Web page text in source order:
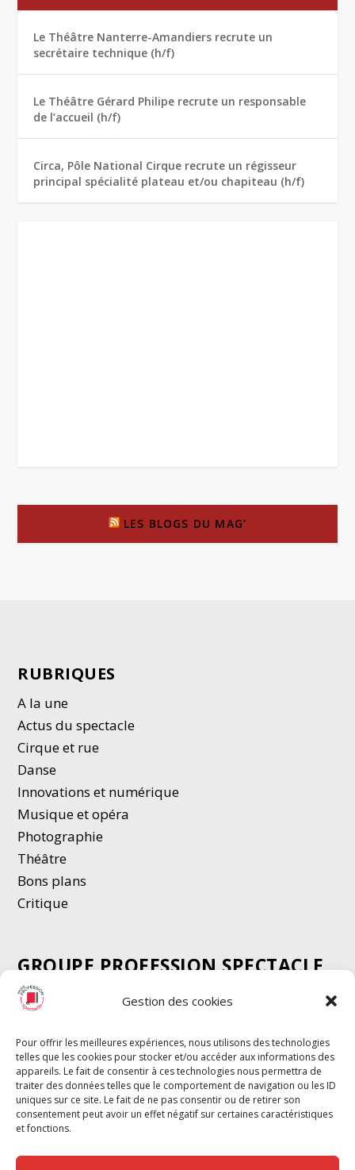
Gestion des cookies
Pour offrir les meilleures expériences, nous utilisons des technologies
telles que les cookies pour stocker et/ou accéder aux informations des
appareils. Le fait de consentir à ces technologies nous permettra de
traiter des données telles que le comportement de navigation ou les ID
uniques sur ce site. Le fait de ne pas consentir ou de retirer son
consentement peut avoir un effet négatif sur certaines caractéristiques
et fonctions.
Le Théâtre Nanterre-Amandiers recrute un
secrétaire technique (h/f)
Le Théâtre Gérard Philipe recrute un responsable
de l’accueil (h/f)
Circa, Pôle National Cirque recrute un régisseur
principal spécialité plateau et/ou chapiteau (h/f)
LES BLOGS DU MAG’
RUBRIQUES
A la une
Actus du spectacle
Cirque et rue
Danse
Innovations et numérique
Musique et opéra
Photographie
Théâtre
Bons plans
Critique
GROUPE PROFESSION SPECTACLE
Chèque Intermittents
Chèque Compta
Chèque Emploi Spectacle
G-Pods
Profession Audio-visuel
Le Cahier Pro
Suivre Suivre